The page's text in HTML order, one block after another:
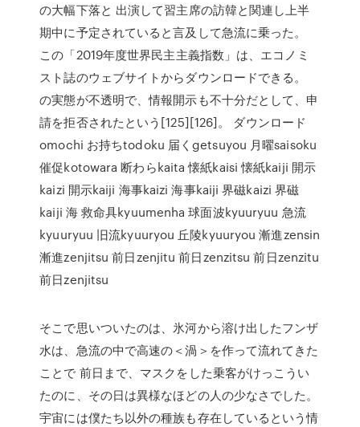
の大幅下落と 出演して習主席の訪韓と関連し上半
期中に予定されていると言及して急流に乗った。
この「2019年度世界民主主義指数」は、エコノミ
スト誌のウェブサイトからダウンロードできる。
の実態が不透明で、情報開示も不十分だとして、申
請を拒否されたという[125][126]。 ダウンロード
omochi お持ちtodoku 届くgetsuyou 月曜saisoku
催促kotowara 断わらkaita 懐紙kaisi 懐紙kaiji 開示
kaizi 開示kaiji 海事kaizi 海事kaiji 界磁kaizi 界磁
kaiji 海 救命具kyuumenha 球面波kyuuryuu 急流
kyuuryuu 旧流kyuuryou 丘陵kyuuryou 漸進zensin
漸進zenjitsu 前日zenjitu 前日zenzitsu 前日zenzitu
前日zenjitsu
そこで思いついたのは、氷河から溶け出したフンザ
水は、急流の中で高速の＜渦＞を作って流れてきた
ことで 前日まで、マスクをした乗客がけっこうい
たのに、その日は異様なほどの人の少なさでした。
宇宙には僕たち以外の種族も存在しているという情